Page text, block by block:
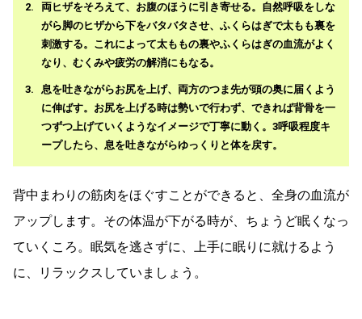
両ヒザをそろえて、お腹のほうに引き寄せる。自然呼吸をしな
がら脚のヒザから下をバタバタさせ、ふくらはぎで太もも裏を
刺激する。これによって太ももの裏やふくらはぎの血流がよく
なり、むくみや疲労の解消にもなる。
息を吐きながらお尻を上げ、両方のつま先が頭の奥に届くよう
に伸ばす。お尻を上げる時は勢いで行わず、できれば背骨を一
つずつ上げていくようなイメージで丁寧に動く。3呼吸程度キ
ープしたら、息を吐きながらゆっくりと体を戻す。
背中まわりの筋肉をほぐすことができると、全身の血流が
アップします。その体温が下がる時が、ちょうど眠くなっ
ていくころ。眠気を逃さずに、上手に眠りに就けるよう
に、リラックスしていましょう。